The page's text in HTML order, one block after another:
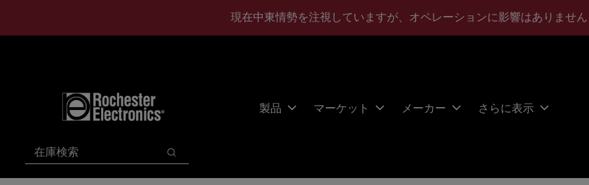
現在中東情勢を注視していますが、オペレーションに影響はありません
製品 マーケット メーカー さらに表示
検索
検索